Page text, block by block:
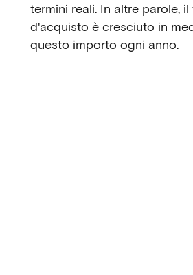
termini reali. In altre parole,
d'acquisto è cresciuto in
questo importo ogni anno.